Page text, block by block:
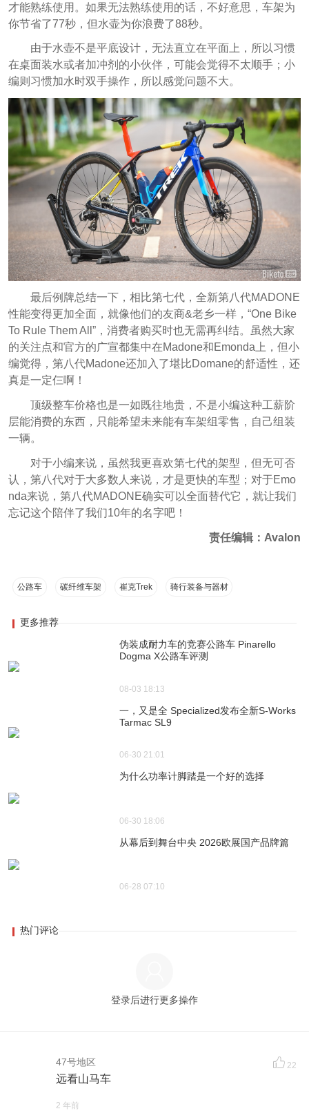
才能熟练使用。如果无法熟练使用的话，不好意思，车架为
你节省了77秒，但水壶为你浪费了88秒。
由于水壶不是平底设计，无法直立在平面上，所以习惯
在桌面装水或者加冲剂的小伙伴，可能会觉得不太顺手；小
编则习惯加水时双手操作，所以感觉问题不大。
最后例牌总结一下，相比第七代，全新第八代MADONE
性能变得更加全面，就像他们的友商&老乡一样，“One Bike
To Rule Them All”，消费者购买时也无需再纠结。虽然大家
的关注点和官方的广宣都集中在Madone和Emonda上，但小
编觉得，第八代Madone还加入了堪比Domane的舒适性，还
真是一定仨啊！
顶级整车价格也是一如既往地贵，不是小编这种工薪阶
层能消费的东西，只能希望未来能有车架组零售，自己组装
一辆。
对于小编来说，虽然我更喜欢第七代的架型，但无可否
认，第八代对于大多数人来说，才是更快的车型；对于Emo
nda来说，第八代MADONE确实可以全面替代它，就让我们
忘记这个陪伴了我们10年的名字吧！
责任编辑：Avalon
公路车 碳纤维车架 崔克Trek 骑行装备与器材
更多推荐
伪装成耐力车的竞赛公路车 Pinarello
Dogma X公路车评测
08-03 18:13
一，又是全 Specialized发布全新S-Works
Tarmac SL9
06-30 21:01
为什么功率计脚踏是一个好的选择
06-30 18:06
从幕后到舞台中央 2026欧展国产品牌篇
06-28 07:10
热门评论
登录后进行更多操作
47号地区 22
远看山马车
2 年前